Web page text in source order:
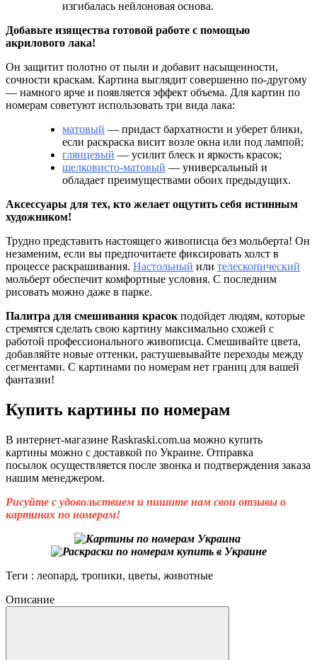
изгибалась нейлоновая основа.
Добавьте изящества готовой работе с помощью
акрилового лака!
Он защитит полотно от пыли и добавит насыщенности,
сочности краскам. Картина выглядит совершенно по-другому
— намного ярче и появляется эффект объема. Для картин по
номерам советуют использовать три вида лака:
матовый — придаст бархатности и уберет блики,
если раскраска висит возле окна или под лампой;
глянцевый — усилит блеск и яркость красок;
шелковисто-матовый — универсальный и
обладает преимуществами обоих предыдущих.
Аксессуары для тех, кто желает ощутить себя истинным
художником!
Трудно представить настоящего живописца без мольберта! Он
незаменим, если вы предпочитаете фиксировать холст в
процессе раскрашивания. Настольный или телескопический
мольберт обеспечит комфортные условия. С последним
рисовать можно даже в парке.
Палитра для смешивания красок подойдет людям, которые
стремятся сделать свою картину максимально схожей с
работой профессионального живописца. Смешивайте цвета,
добавляйте новые оттенки, растушевывайте переходы между
сегментами. С картинами по номерам нет границ для вашей
фантазии!
Купить картины по номерам
В интернет-магазине Raskraski.com.ua можно купить
картины можно с доставкой по Украине. Отправка
посылок осуществляется после звонка и подтверждения заказа
нашим менеджером.
Рисуйте с удовольствием и пишите нам свои отзывы о
картинах по номерам!
Теги : леопард, тропики, цветы, животные
Описание